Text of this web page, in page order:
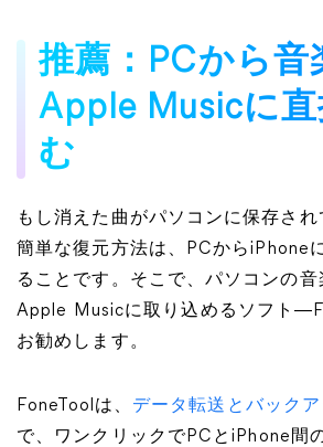
推薦：PCから音
Apple Musicに
む
もし消えた曲がパソコンに保存され
簡単な復元方法は、PCからiPhone
ることです。そこで、パソコンの
Apple Musicに取り込めるソフト
お勧めします。
FoneToolは、 データ転送とバック
で、ワンクリックでPCとiPhone間